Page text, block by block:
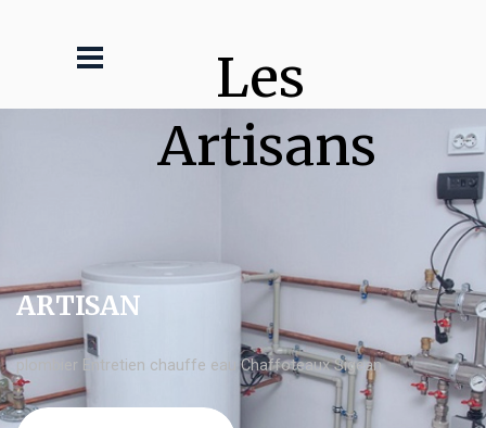
Les
Artisans
ARTISAN
plombier Entretien chauffe eau Chaffoteaux Sigean